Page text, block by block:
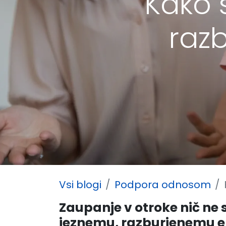
Vsi blogi Podpora odnosom
Zaupanje v otroke nič